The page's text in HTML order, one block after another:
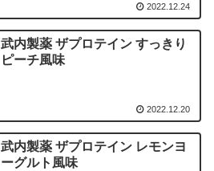
2022.12.24
武内製薬 ザプロテイン すっきり
ピーチ風味
2022.12.20
武内製薬 ザプロテイン レモンヨ
ーグルト風味